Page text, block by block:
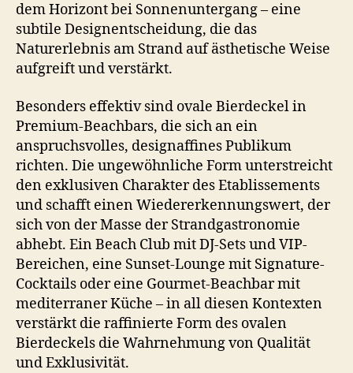
dem Horizont bei Sonnenuntergang – eine
subtile Designentscheidung, die das
Naturerlebnis am Strand auf ästhetische Weise
aufgreift und verstärkt.
Besonders effektiv sind ovale Bierdeckel in
Premium-Beachbars, die sich an ein
anspruchsvolles, designaffines Publikum
richten. Die ungewöhnliche Form unterstreicht
den exklusiven Charakter des Etablissements
und schafft einen Wiedererkennungswert, der
sich von der Masse der Strandgastronomie
abhebt. Ein Beach Club mit DJ-Sets und VIP-
Bereichen, eine Sunset-Lounge mit Signature-
Cocktails oder eine Gourmet-Beachbar mit
mediterraner Küche – in all diesen Kontexten
verstärkt die raffinierte Form des ovalen
Bierdeckels die Wahrnehmung von Qualität
und Exklusivität.